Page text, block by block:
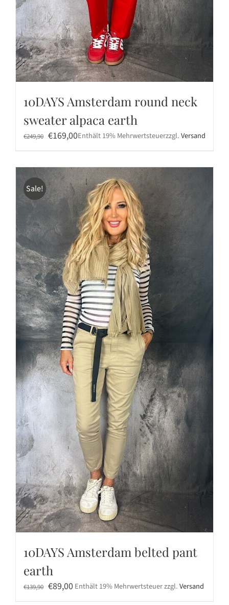
10DAYS Amsterdam round neck
sweater alpaca earth
€249,90 Ursprünglicher
€249,90
€169,00Aktueller
€169,00.
Enthält 19% Mehrwertsteuerzzgl.Versand
Sale!
10DAYS Amsterdam belted pant
earth
€139,90 Ursprünglicher
€89,00Aktueller
Enthält 19% Mehrwertsteuerzzgl.Versand